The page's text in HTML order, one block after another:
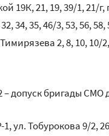
19К, 21, 19, 39/1,
34, 35, 46/3, 53, 56,
Тимирязева 2, 8, 10,
– допуск бригады
ул. Тобурокова 9/2,